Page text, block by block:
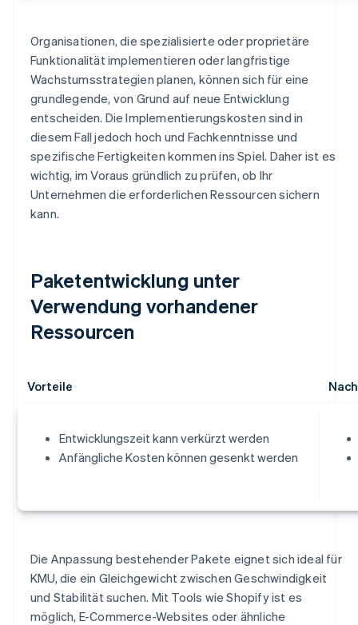
Organisationen, die spezialisierte oder proprietäre
Funktionalität implementieren oder langfristige
Wachstumsstrategien planen, können sich für eine
grundlegende, von Grund auf neue Entwicklung
entscheiden. Die Implementierungskosten sind in
diesem Fall jedoch hoch und Fachkenntnisse und
spezifische Fertigkeiten kommen ins Spiel. Daher ist es
wichtig, im Voraus gründlich zu prüfen, ob Ihr
Unternehmen die erforderlichen Ressourcen sichern
kann.
Paketentwicklung unter
Verwendung vorhandener
Ressourcen
Vorteile
Entwicklungszeit kann verkürzt werden
Anfängliche Kosten können gesenkt werden
Die Anpassung bestehender Pakete eignet sich ideal für
KMU, die ein Gleichgewicht zwischen Geschwindigkeit
und Stabilität suchen. Mit Tools wie Shopify ist es
möglich, E-Commerce-Websites oder ähnliche